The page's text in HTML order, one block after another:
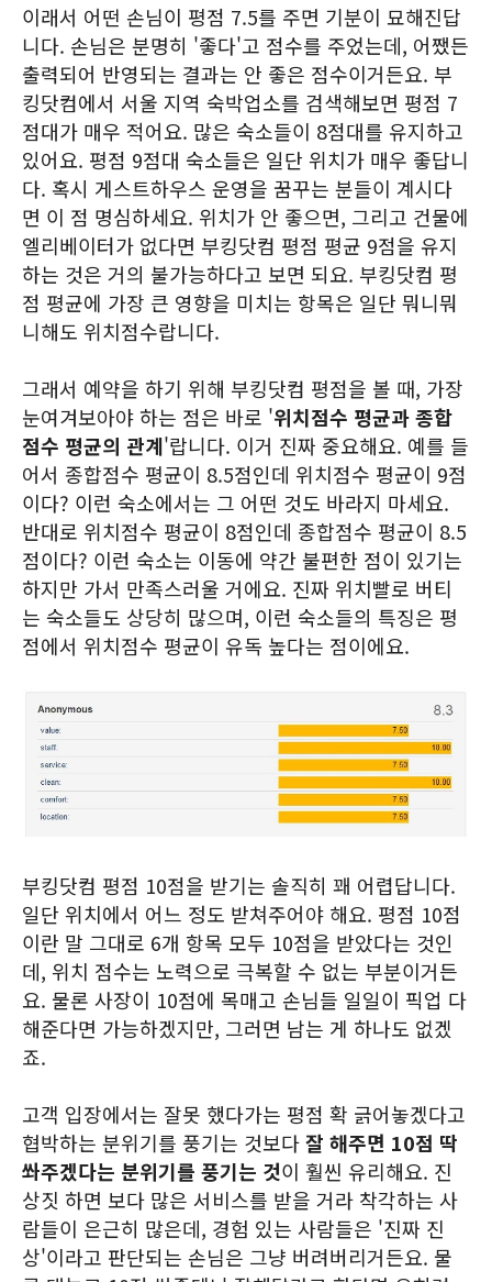
이래서 어떤 손님이 평점 7.5를 주면 기분이 묘해진답
니다. 손님은 분명히 '좋다'고 점수를 주었는데, 어쨌든
출력되어 반영되는 결과는 안 좋은 점수이거든요. 부
킹닷컴에서 서울 지역 숙박업소를 검색해보면 평점 7
점대가 매우 적어요. 많은 숙소들이 8점대를 유지하고
있어요. 평점 9점대 숙소들은 일단 위치가 매우 좋답니
다. 혹시 게스트하우스 운영을 꿈꾸는 분들이 계시다
면 이 점 명심하세요. 위치가 안 좋으면, 그리고 건물에
엘리베이터가 없다면 부킹닷컴 평점 평균 9점을 유지
하는 것은 거의 불가능하다고 보면 되요. 부킹닷컴 평
점 평균에 가장 큰 영향을 미치는 항목은 일단 뭐니뭐
니해도 위치점수랍니다.
그래서 예약을 하기 위해 부킹닷컴 평점을 볼 때, 가장
눈여겨보아야 하는 점은 바로 '위치점수 평균과 종합
점수 평균의 관계'랍니다. 이거 진짜 중요해요. 예를 들
어서 종합점수 평균이 8.5점인데 위치점수 평균이 9점
이다? 이런 숙소에서는 그 어떤 것도 바라지 마세요.
반대로 위치점수 평균이 8점인데 종합점수 평균이 8.5
점이다? 이런 숙소는 이동에 약간 불편한 점이 있기는
하지만 가서 만족스러울 거에요. 진짜 위치빨로 버티
는 숙소들도 상당히 많으며, 이런 숙소들의 특징은 평
점에서 위치점수 평균이 유독 높다는 점이에요.
부킹닷컴 평점 10점을 받기는 솔직히 꽤 어렵답니다.
일단 위치에서 어느 정도 받쳐주어야 해요. 평점 10점
이란 말 그대로 6개 항목 모두 10점을 받았다는 것인
데, 위치 점수는 노력으로 극복할 수 없는 부분이거든
요. 물론 사장이 10점에 목매고 손님들 일일이 픽업 다
해준다면 가능하겠지만, 그러면 남는 게 하나도 없겠
죠.
고객 입장에서는 잘못 했다가는 평점 확 긁어놓겠다고
협박하는 분위기를 풍기는 것보다잘 해주면 10점 딱
쏴주겠다는 분위기를 풍기는 것이 훨씬 유리해요. 진
상짓 하면 보다 많은 서비스를 받을 거라 착각하는 사
람들이 은근히 많은데, 경험 있는 사람들은 '진짜 진
상'이라고 판단되는 손님은 그냥 버려버리거든요. 물